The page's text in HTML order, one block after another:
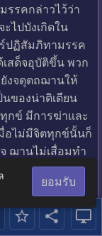
รคกล่าวไว้ว่า
ไปบังเกิดใน
ปฏิสัมภิทามรรค
เสด็จอุบัติขึ้น พวก
งจตุตถฌานให้
ของน่าติเตียน
ทุกข์ มีการฆ่าและ
มื่อไม่มีจิตทุกข์นั้นก็
ฌานไม่เสื่อมทำ
าบถใดในมนุษย์
๕๐๐ กัป. เป็น
ประมาณเพียง
ยอมรับ